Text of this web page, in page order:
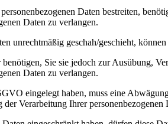
Daten bestreiten,
Daten zu verlangen.
unrechtmäßig geschah/geschieht,
Sie sie jedoch zur Ausübung,
Daten zu verlangen.
eingelegt haben, muss eine
Verarbeitung Ihrer personenbezogenen